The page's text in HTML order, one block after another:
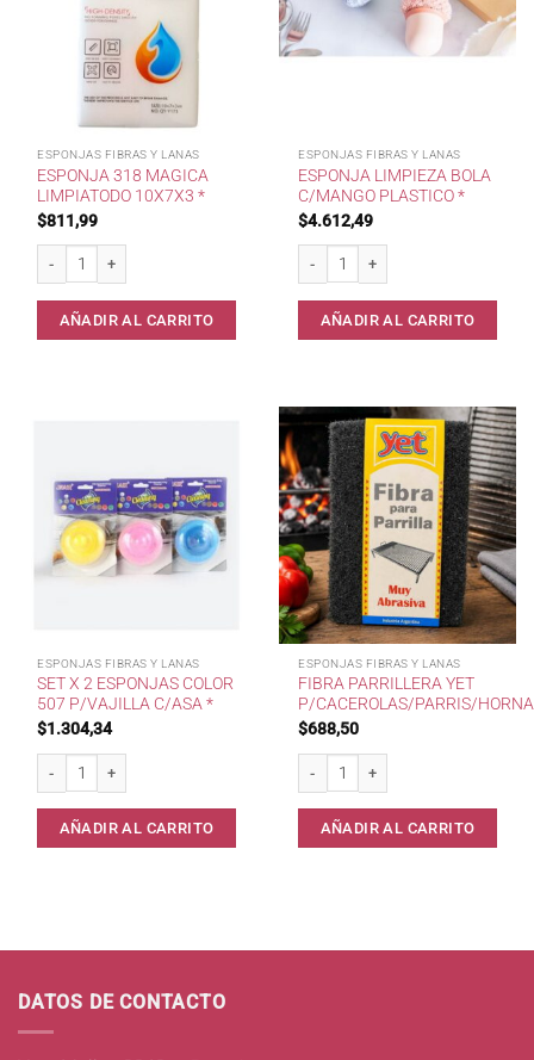
ESPONJAS FIBRAS Y LANAS
ESPONJA 318 MAGICA
LIMPIATODO 10X7X3 *
$811,99
Esponja 318 Magica LimpiaTodo 10x7x3 * cantidad
AÑADIR AL CARRITO
ESPONJAS FIBRAS Y LANAS
ESPONJA LIMPIEZA BOLA
C/MANGO PLASTICO *
$4.612,49
Esponja Limpieza Bola c/Mango
AÑADIR AL CARRITO
ESPONJAS FIBRAS Y LANAS
SET X 2 ESPONJAS COLOR
507 P/VAJILLA C/ASA *
$1.304,34
Set x 2 Esponjas Color 507 p/Vajilla c/Asa * cantidad
AÑADIR AL CARRITO
ESPONJAS FIBRAS Y LANAS
FIBRA PARRILLERA YET
P/CACEROLAS/PARRIS/
$688,50
Fibra Parrillera YET p/Cacerolas/
AÑADIR AL CARRITO
DATOS DE CONTACTO